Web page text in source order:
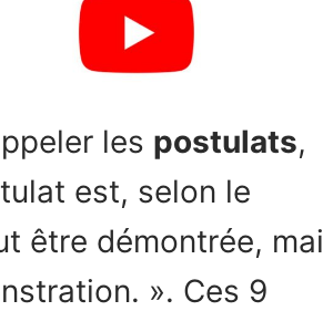
les postulats,
est, selon le
être démontrée,
». Ces 9